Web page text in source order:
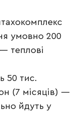
умовно 200
теплові
50 тис.
(7 місяців) —
йдуть у